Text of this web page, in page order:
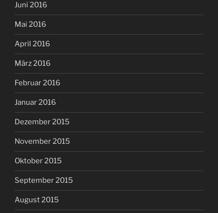
Juni 2016
Mai 2016
April 2016
März 2016
Februar 2016
Januar 2016
Dezember 2015
November 2015
Oktober 2015
September 2015
August 2015